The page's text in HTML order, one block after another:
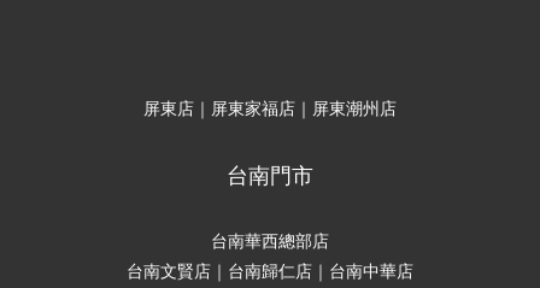
屏東店｜屏東家福店｜屏東潮州店
台南門市
台南華西總部店
台南文賢店｜台南歸仁店｜台南中華店